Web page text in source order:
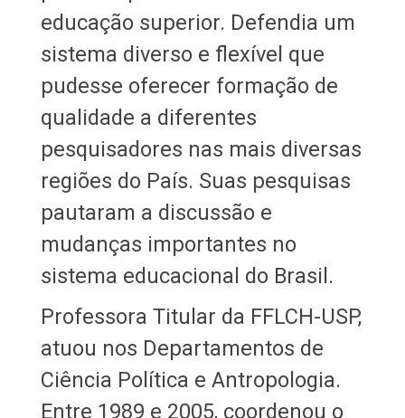
educação superior. Defendia um
sistema diverso e flexível que
pudesse oferecer formação de
qualidade a diferentes
pesquisadores nas mais diversas
regiões do País. Suas pesquisas
pautaram a discussão e
mudanças importantes no
sistema educacional do Brasil.
Professora Titular da FFLCH-USP,
atuou nos Departamentos de
Ciência Política e Antropologia.
Entre 1989 e 2005, coordenou o